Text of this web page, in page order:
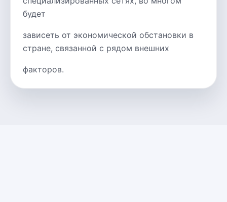
будет
зависеть от экономической обстановки в
стране, связанной с рядом внешних
факторов.